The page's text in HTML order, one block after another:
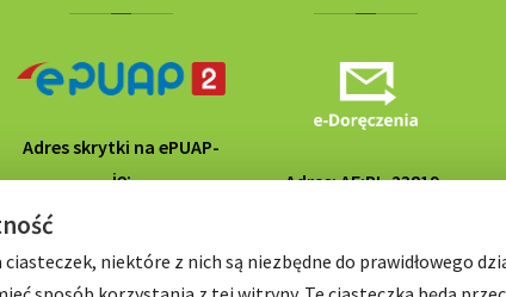
Adres skrytki na ePUAP-
ie:
/P56Wrocław/SkrytkaESP
Adres: AE:PL-23819-
niektóre z nich są niezbędne do prawidłowego